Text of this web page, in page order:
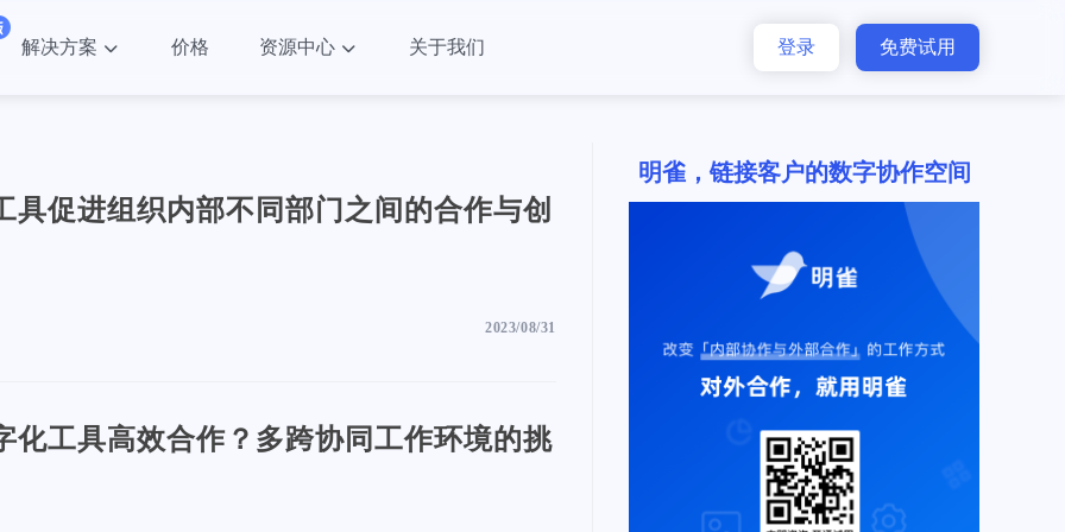
解决方案 价格 资源中心 关于我们 登录 免费试用
具促进组织内部不同部门之间的合作与创
2023/08/31
化工具高效合作？多跨协同工作环境的挑
明雀，链接客户的数字协作空间